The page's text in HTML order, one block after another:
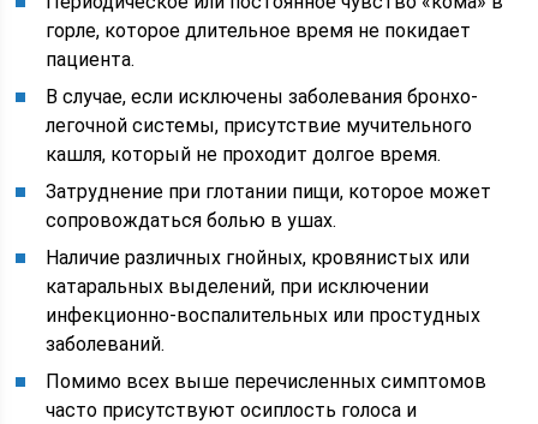
горле, которое длительное время не покидает
пациента.
В случае, если исключены заболевания бронхо-
легочной системы, присутствие мучительного
кашля, который не проходит долгое время.
Затруднение при глотании пищи, которое может
сопровождаться болью в ушах.
Наличие различных гнойных, кровянистых или
катаральных выделений, при исключении
инфекционно-воспалительных или простудных
заболеваний.
Помимо всех выше перечисленных симптомов
часто присутствуют осиплость голоса и